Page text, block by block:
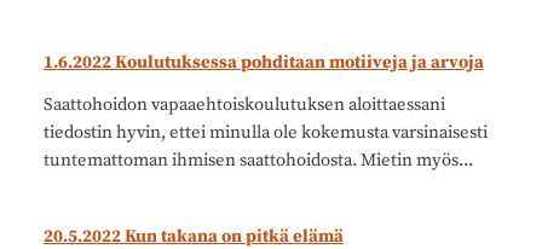
1.6.2022 Koulutuksessa pohditaan motiiveja ja arvoja
Saattohoidon vapaaehtoiskoulutuksen aloittaessani
tiedostin hyvin, ettei minulla ole kokemusta varsinaisesti
tuntemattoman ihmisen saattohoidosta. Mietin myös...
20.5.2022 Kun takana on pitkä elämä